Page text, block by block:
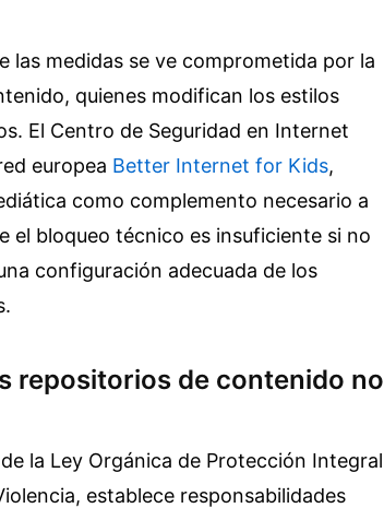
las medidas se ve comprometida por la
quienes modifican los estilos
El Centro de Seguridad en Internet
europea Better Internet for Kids,
como complemento necesario a
el bloqueo técnico es insuficiente si no
configuración adecuada de los
repositorios de contenido no
la Ley Orgánica de Protección Integral
establece responsabilidades